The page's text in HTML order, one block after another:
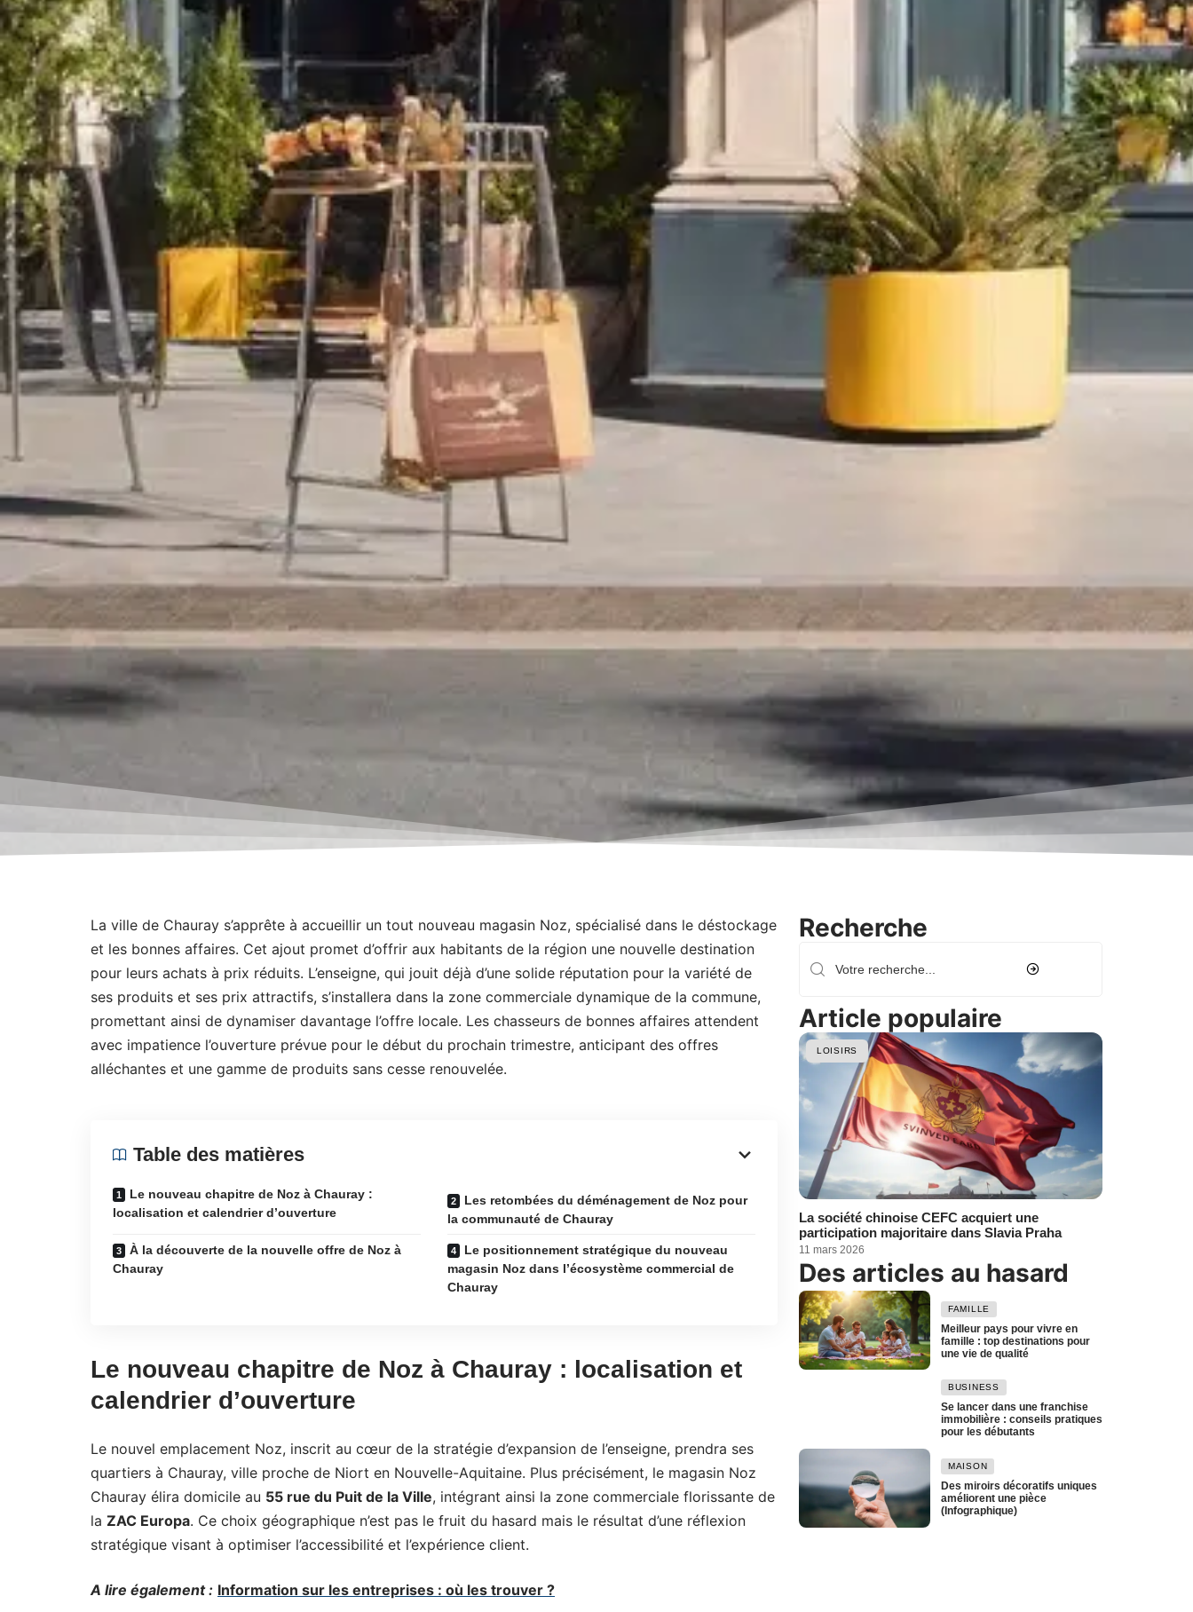
La ville de Chauray s’apprête à accueillir un tout nouveau magasin Noz, spécialisé dans le déstockage
et les bonnes affaires. Cet ajout promet d’offrir aux habitants de la région une nouvelle destination
pour leurs achats à prix réduits. L’enseigne, qui jouit déjà d’une solide réputation pour la variété de
ses produits et ses prix attractifs, s’installera dans la zone commerciale dynamique de la commune,
promettant ainsi de dynamiser davantage l’offre locale. Les chasseurs de bonnes affaires attendent
avec impatience l’ouverture prévue pour le début du prochain trimestre, anticipant des offres
alléchantes et une gamme de produits sans cesse renouvelée.
Table des matières
Le nouveau chapitre de Noz à Chauray :
localisation et calendrier d’ouverture
Les retombées du déménagement de Noz pour
la communauté de Chauray
À la découverte de la nouvelle offre de Noz à
Chauray
Le positionnement stratégique du nouveau
magasin Noz dans l’écosystème commercial de
Chauray
Le nouveau chapitre de Noz à Chauray : localisation et
calendrier d’ouverture
Le nouvel emplacement Noz, inscrit au cœur de la stratégie d’expansion de l’enseigne, prendra ses
quartiers à Chauray, ville proche de Niort en Nouvelle-Aquitaine. Plus précisément, le magasin Noz
Chauray élira domicile au 55 rue du Puit de la Ville, intégrant ainsi la zone commerciale florissante de
la ZAC Europa. Ce choix géographique n’est pas le fruit du hasard mais le résultat d’une réflexion
stratégique visant à optimiser l’accessibilité et l’expérience client.
A lire également : Information sur les entreprises : où les trouver ?
Recherche
Article populaire
LOISIRS
La société chinoise CEFC acquiert une
participation majoritaire dans Slavia Praha
11 mars 2026
Des articles au hasard
FAMILLE
Meilleur pays pour vivre en
famille : top destinations pour
une vie de qualité
BUSINESS
Se lancer dans une franchise
immobilière : conseils pratiques
pour les débutants
MAISON
Des miroirs décoratifs uniques
améliorent une pièce
(Infographique)